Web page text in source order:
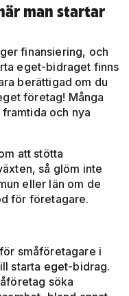
man startar
finansiering, och
eget-bidraget finns
berättigad om du
företag! Många
och nya
att stötta
så glöm inte
eller län om de
för företagare.
småföretagare i
starta eget-bidrag.
söka